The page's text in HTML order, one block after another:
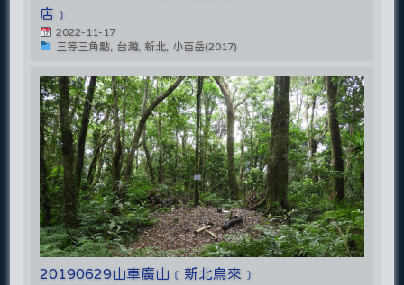
店﹞
2022-11-17
三等三角點, 台灣, 新北, 小百岳(2017)
20190629山車廣山﹝新北烏來﹞